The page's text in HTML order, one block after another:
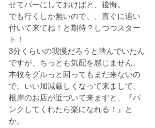
せてパーにしておけばと、後悔。
でも行くしか無いので、、直ぐに追い
付いて来てね！と期待？しつつスター
ト！
3分くらいの我慢だろうと踏んでいたん
ですが、ちっとも気配を感じません。
本牧をグルっと回ってもまだ来ないの
で、いい加減厳しくなって来まして、
根岸のお店が近づいて来ますと、『パ
ンクしてくれたら楽になれる！』と
か。